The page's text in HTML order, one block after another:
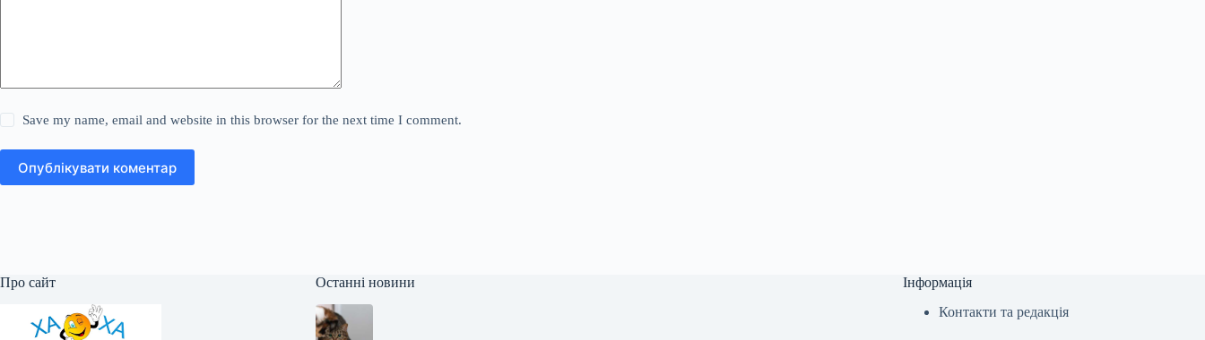
Save my name, email and website in this browser for the next time I comment.
Опублікувати коментар
Про сайт Останні новини
Інформація
Контакти та редакція